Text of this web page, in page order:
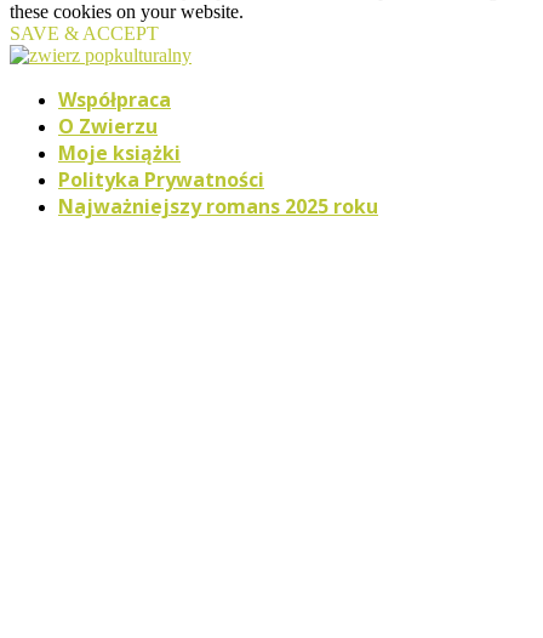
these cookies on your website.
SAVE & ACCEPT
Współpraca
O Zwierzu
Moje książki
Polityka Prywatności
Najważniejszy romans 2025 roku